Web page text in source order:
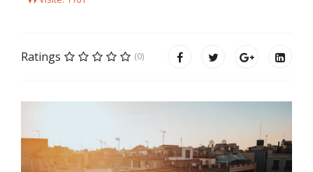
Ratings (0)